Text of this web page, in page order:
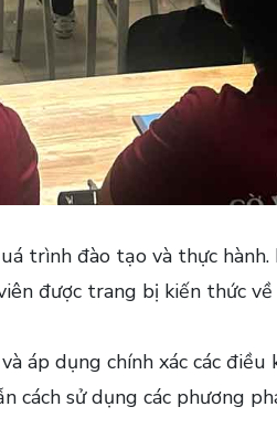
trình đào tạo và thực
được trang bị kiến thức
áp dụng chính xác các
cách sử dụng các phương